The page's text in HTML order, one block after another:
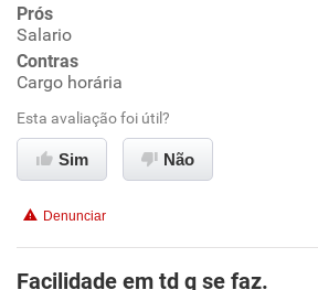
Ambiente de trabalho
Benefícios
Recomenda esta empresa
Não recomenda a diretoria
Prós
Salario
Contras
Cargo horária
Esta avaliação foi útil?
Sim Não
Denunciar
Facilidade em td q se faz.